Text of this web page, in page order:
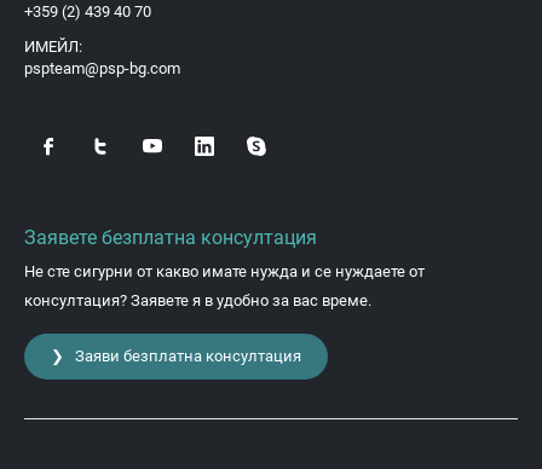
+359 (2) 439 40 70
ИМЕЙЛ:
pspteam@psp-bg.com
Заявете безплатна консултация
Не сте сигурни от какво имате нужда и се нуждаете от
консултация? Заявете я в удобно за вас време.
❯ Заяви безплатна консултация